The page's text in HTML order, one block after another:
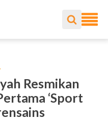
Resmikan
‘Sport